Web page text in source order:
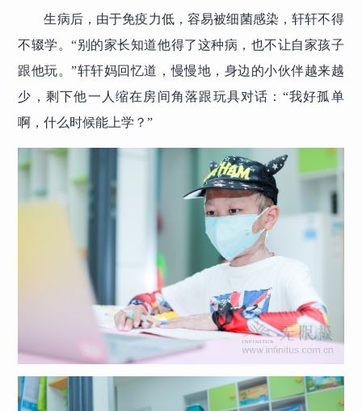
生病后，由于免疫力低，容易被细菌感染，轩轩不得
不辍学。“别的家长知道他得了这种病，也不让自家孩子
跟他玩。”轩轩妈回忆道，慢慢地，身边的小伙伴越来越
少，剩下他一人缩在房间角落跟玩具对话：“我好孤单
啊，什么时候能上学？”